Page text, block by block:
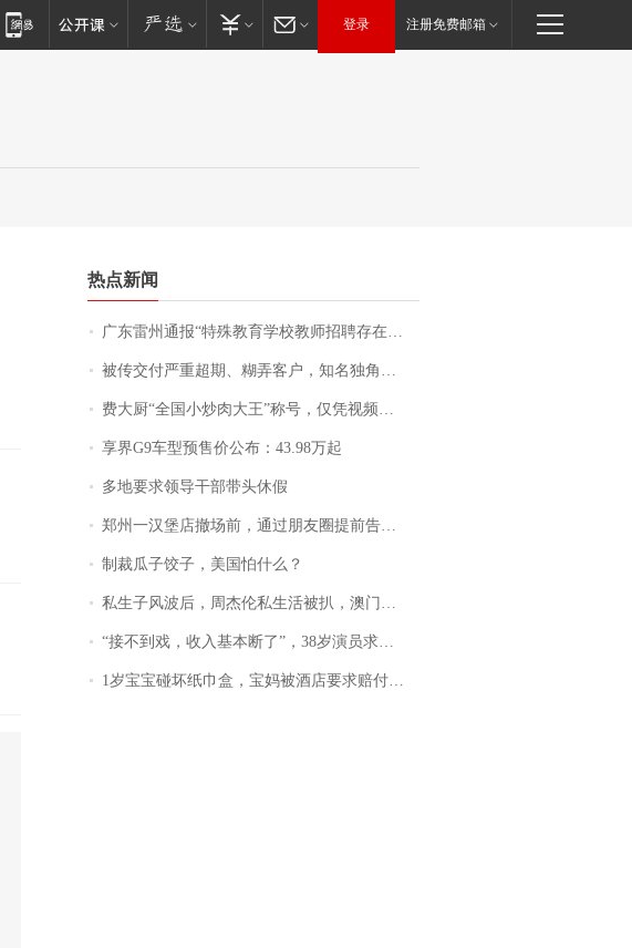
登录 注册免费邮箱
热点新闻
广东雷州通报“特殊教育学校教师招聘存在违规行为”：已启动问责程序 副校长被停职
被传交付严重超期、糊弄客户，知名独角兽车企创始人回应：都没证据，将依法采取措施，“本人长期与美国交管局保持沟通，对方表示肯定”
费大厨“全国小炒肉大王”称号，仅凭视频评出？中国烹饪协会回应
享界G9车型预售价公布：43.98万起
多地要求领导干部带头休假
郑州一汉堡店撤场前，通过朋友圈提前告知逐一退费，有顾客仅剩1元也全被退回，分文不少；顾客：言而有信，让人感动
制裁瓜子饺子，美国怕什么？
私生子风波后，周杰伦私生活被扒，澳门输10亿传闻早已经水落石出
“接不到戏，收入基本断了”，38岁演员求职景区NPC：工作量断崖式下跌，留给我试错的时间不多了
1岁宝宝碰坏纸巾盒，宝妈被酒店要求赔付924元！三亚一酒店回复：骨瓷定制！网友一查价格，吵翻了